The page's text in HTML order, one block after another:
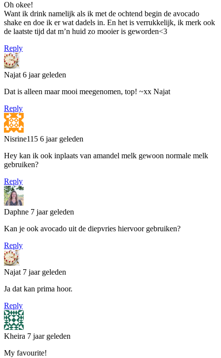
Oh okee!
Want ik drink namelijk als ik met de ochtend begin de avocado
shake en doe ik er wat dadels in. En het is verrukkelijk, ik merk ook
de laatste tijd dat m’n huid zo mooier is geworden<3
Reply
Najat 6 jaar geleden
Dat is alleen maar mooi meegenomen, top! ~xx Najat
Reply
Nisrine115 6 jaar geleden
Hey kan ik ook inplaats van amandel melk gewoon normale melk
gebruiken?
Reply
Daphne 7 jaar geleden
Kan je ook avocado uit de diepvries hiervoor gebruiken?
Reply
Najat 7 jaar geleden
Ja dat kan prima hoor.
Reply
Kheira 7 jaar geleden
My favourite!